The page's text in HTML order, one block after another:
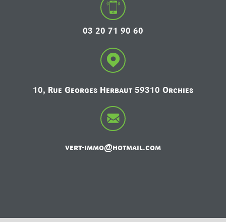
03 20 71 90 60
10, Rue Georges Herbaut 59310 Orchies
vert-immo@hotmail.com